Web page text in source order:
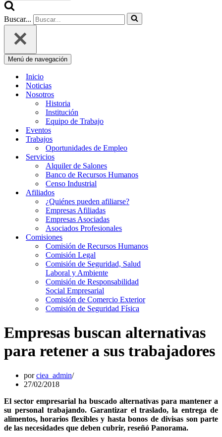
Buscar...
Menú de navegación
Inicio
Noticias
Nosotros
Historia
Institución
Equipo de Trabajo
Eventos
Trabajos
Oportunidades de Empleo
Servicios
Alquiler de Salones
Banco de Recursos Humanos
Censo Industrial
Afiliados
¿Quiénes pueden afiliarse?
Empresas Afiliadas
Empresas Asociadas
Asociados Profesionales
Comisiones
Comisión de Recursos Humanos
Comisión Legal
Comisión de Seguridad, Salud
Laboral y Ambiente
Comisión de Responsabilidad
Social Empresarial
Comisión de Comercio Exterior
Comisión de Seguridad Física
Empresas buscan alternativas
para retener a sus trabajadores
porciea_admin
27/02/2018
El sector empresarial ha buscado alternativas para mantener a
su personal trabajando. Garantizar el traslado, la entrega de
alimentos, horarios flexibles y hasta bonos de divisas son parte
de las necesidades que deben cubrir, reseñó Panorama.